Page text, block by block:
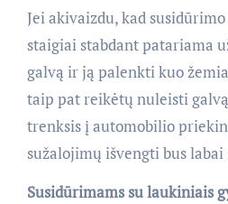
Jei akivaizdu, kad
staigiai stabdant patariama
galvą ir ją palenkti kuo
taip pat reikėtų nuleisti
trenksis į automobilio
sužalojimų išvengti bus labai
Susidūrimams su laukiniais